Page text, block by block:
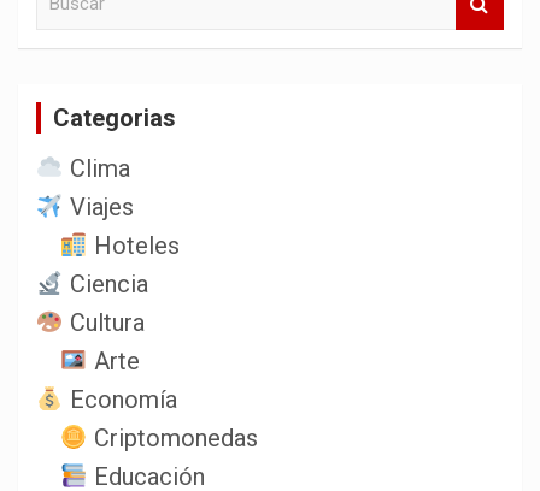
Categorias
Clima
Viajes
Hoteles
Ciencia
Cultura
Arte
Economía
Criptomonedas
Educación